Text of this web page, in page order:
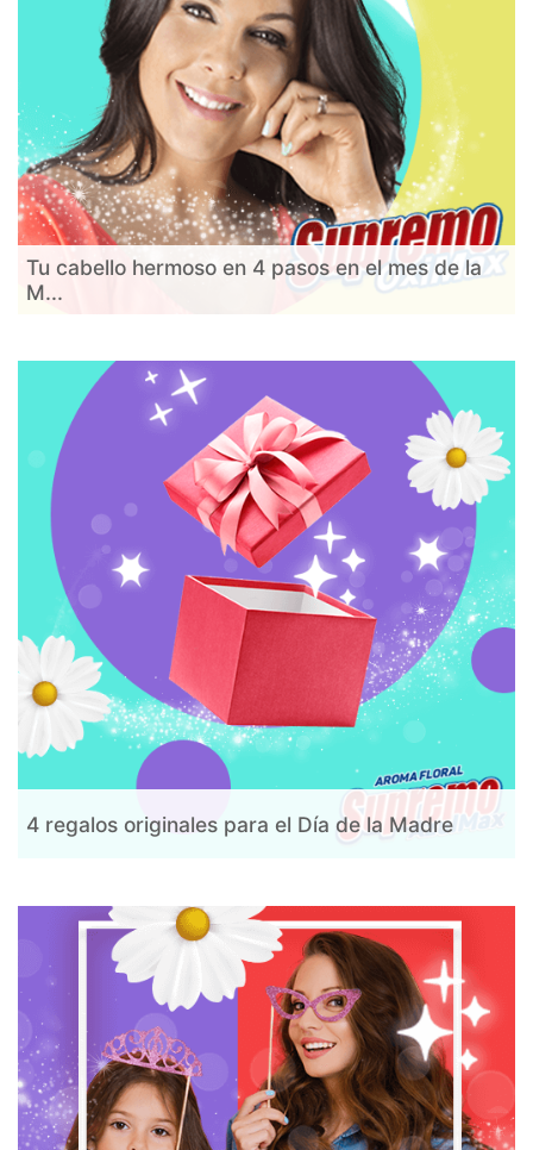
Tu cabello hermoso en 4 pasos en el mes de la
M...
4 regalos originales para el Día de la Madre